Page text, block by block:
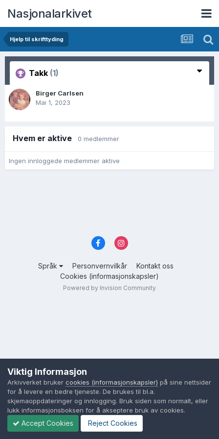
Nasjonalarkivet
Hjelp til skrifttyding
Takk (1)
Birger Carlsen
Mai 1, 2023
Hvem er aktive 0 medlemmer
Ingen innloggede medlemmer aktive
Språk Personvernvilkår
Kontakt oss
Cookies (informasjonskapsler)
Powered by Invision Community
Viktig Informasjon
Arkivverket bruker cookies (informasjonskapsler) på sine nettsider
for å levere en bedre tjeneste. De brukes til bl.a.
skjemaoppdateringer og innlogging. Bruk siden som normalt, eller
lukk informasjonsboksen for å akseptere bruk av cookies.
Accept Cookies Reject Cookies